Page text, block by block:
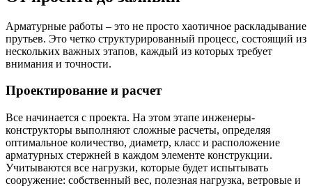
Арматурные работы – это не просто хаотичное раскладывание
прутьев. Это четко структурированный процесс, состоящий из
нескольких важных этапов, каждый из которых требует
внимания и точности.
Проектирование и расчет
Все начинается с проекта. На этом этапе инженеры-
конструкторы выполняют сложные расчеты, определяя
оптимальное количество, диаметр, класс и расположение
арматурных стержней в каждом элементе конструкции.
Учитываются все нагрузки, которые будет испытывать
сооружение: собственный вес, полезная нагрузка, ветровые и